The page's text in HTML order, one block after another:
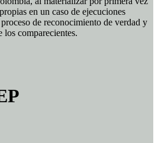
en un caso de ejecuciones
de reconocimiento de verdad y
los comparecientes.